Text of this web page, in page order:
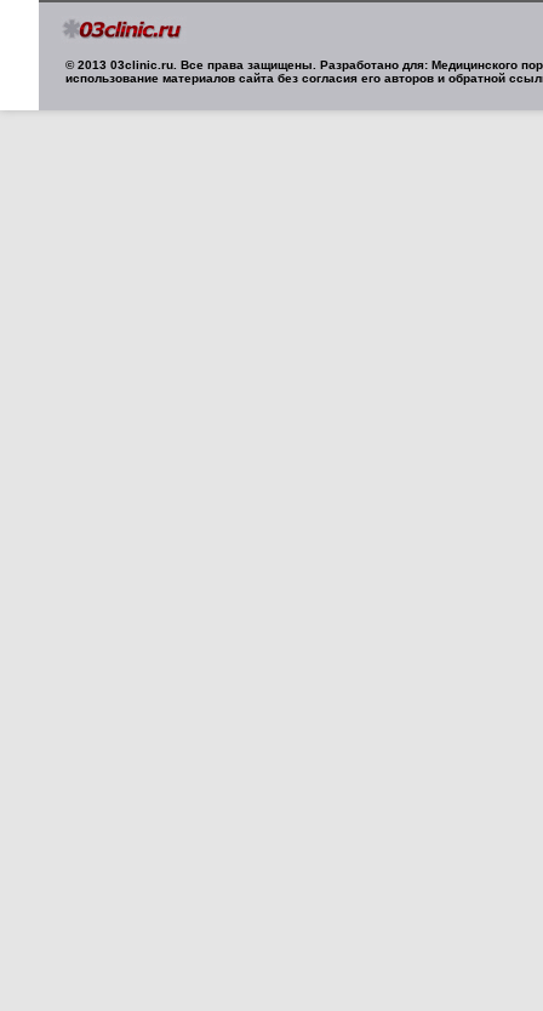
© 2013 03clinic.ru. Все права защищены. Разработано для: Медицинского
использование материалов сайта без согласия его авторов и обратной